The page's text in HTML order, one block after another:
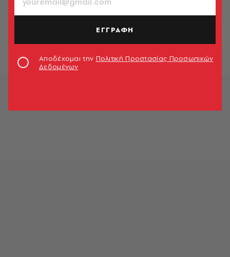
ΒΙΒΛΙΟ
Χόρχε Ροντρίγκες Γκόμες, «Η
θάλασσα που μου χάρισες»
Κυριάκος Αθανασιάδης
ΕΓΓΡΑΦΗ
Αποδέχομαι την Πολιτική Προστασίας Προσωπικών
Δεδομένων